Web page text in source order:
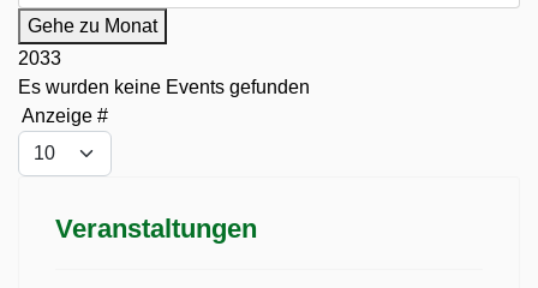
Gehe zu Monat
2033
Es wurden keine Events gefunden
Limite der Paginierungsliste
Anzeige #
Veranstaltungen